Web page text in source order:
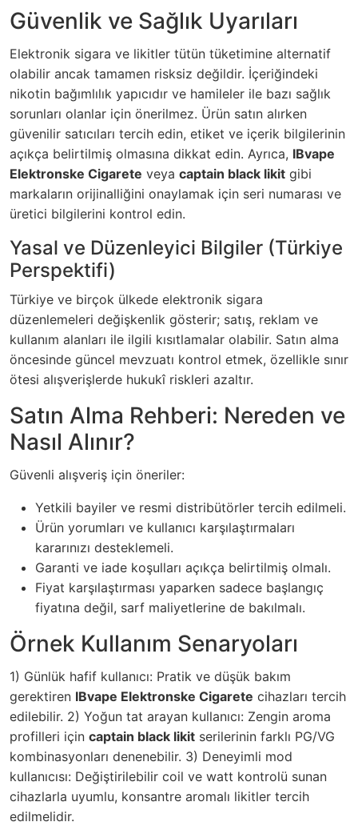
Güvenlik ve Sağlık Uyarıları
Elektronik sigara ve likitler tütün tüketimine alternatif
olabilir ancak tamamen risksiz değildir. İçeriğindeki
nikotin bağımlılık yapıcıdır ve hamileler ile bazı sağlık
sorunları olanlar için önerilmez. Ürün satın alırken
güvenilir satıcıları tercih edin, etiket ve içerik bilgilerinin
açıkça belirtilmiş olmasına dikkat edin. Ayrıca, IBvape
Elektronske Cigarete veya captain black likit gibi
markaların orijinalliğini onaylamak için seri numarası ve
üretici bilgilerini kontrol edin.
Yasal ve Düzenleyici Bilgiler (Türkiye
Perspektifi)
Türkiye ve birçok ülkede elektronik sigara
düzenlemeleri değişkenlik gösterir; satış, reklam ve
kullanım alanları ile ilgili kısıtlamalar olabilir. Satın alma
öncesinde güncel mevzuatı kontrol etmek, özellikle sınır
ötesi alışverişlerde hukukî riskleri azaltır.
Satın Alma Rehberi: Nereden ve
Nasıl Alınır?
Güvenli alışveriş için öneriler:
Yetkili bayiler ve resmi distribütörler tercih edilmeli.
Ürün yorumları ve kullanıcı karşılaştırmaları
kararınızı desteklemeli.
Garanti ve iade koşulları açıkça belirtilmiş olmalı.
Fiyat karşılaştırması yaparken sadece başlangıç
fiyatına değil, sarf maliyetlerine de bakılmalı.
Örnek Kullanım Senaryoları
1) Günlük hafif kullanıcı: Pratik ve düşük bakım
gerektiren IBvape Elektronske Cigarete cihazları tercih
edilebilir. 2) Yoğun tat arayan kullanıcı: Zengin aroma
profilleri için captain black likit serilerinin farklı PG/VG
kombinasyonları denenebilir. 3) Deneyimli mod
kullanıcısı: Değiştirilebilir coil ve watt kontrolü sunan
cihazlarla uyumlu, konsantre aromalı likitler tercih
edilmelidir.